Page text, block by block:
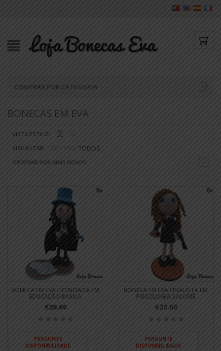
COMPRAR POR CATEGORIA
BONECAS EM EVA
VISTA ESTILO:
VISUALIZAR:
50 100 TODOS
ORDENAR POR MAIS NOVOS
BONECA EM EVA LICENCIADA EM
EDUCAÇÃO BASICA
€20.00
PERGUNTE
DISPONIBILIDADE
BONECA EM EVA FINALISTA EM
PSICOLOGIA SALOMÉ
€20.00
PERGUNTE
DISPONIBILIDADE